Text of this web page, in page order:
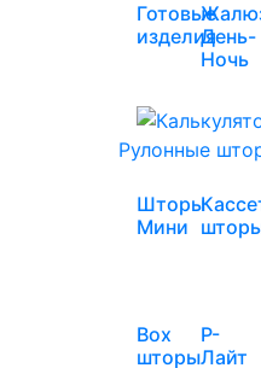
Готовые
изделияДень-
Ночь
Рулонные
Шторы
Мини
Box
шторы
Р-
Лайт